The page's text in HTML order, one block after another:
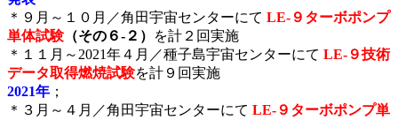
＊９月～１０月／角田宇宙センターにて LE-９ターボポンプ
単体試験（その６-２）
を計２回実施
＊１１月～2021年４月／種子島宇宙センターにて LE-９技術
データ取得燃焼試験を計９回実施
2021年 ；
＊３月～４月／角田宇宙センターにて LE-９ターボポンプ単